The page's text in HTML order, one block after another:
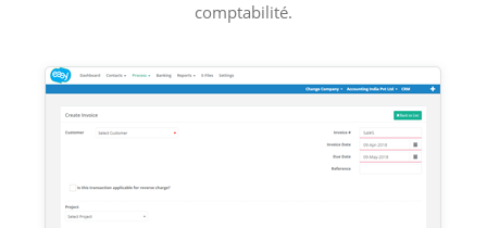
comptabilité.